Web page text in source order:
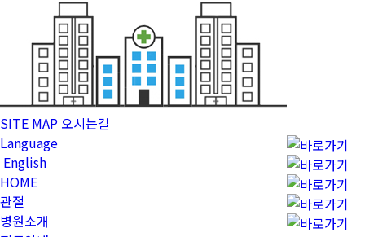
SITE MAP 오시는길
Language
English
HOME
관절
병원소개